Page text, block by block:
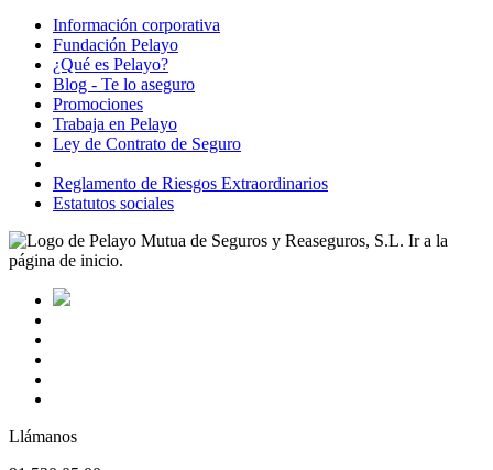
Información corporativa
Fundación Pelayo
¿Qué es Pelayo?
Blog - Te lo aseguro
Promociones
Trabaja en Pelayo
Ley de Contrato de Seguro
Reglamento de Riesgos Extraordinarios
Estatutos sociales
Llámanos